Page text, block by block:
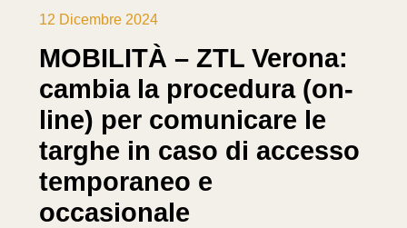
12 Dicembre 2024
MOBILITÀ – ZTL Verona:
cambia la procedura (on-
line) per comunicare le
targhe in caso di accesso
temporaneo e
occasionale